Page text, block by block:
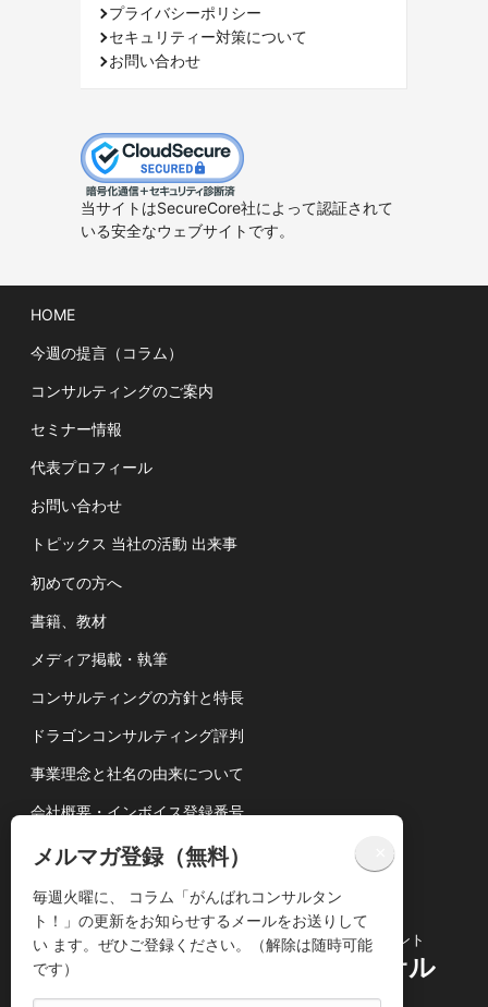
プライバシーポリシー
セキュリティー対策について
お問い合わせ
当サイトはSecureCore社によって認証されて
いる安全なウェブサイトです。
HOME
今週の提言（コラム）
コンサルティングのご案内
セミナー情報
代表プロフィール
お問い合わせ
トピックス 当社の活動 出来事
初めての方へ
書籍、教材
メディア掲載・執筆
コンサルティングの方針と特長
ドラゴンコンサルティング評判
事業理念と社名の由来について
会社概要・インボイス登録番号
講演依頼について
個人情報の取扱いについて
コンサルティングビジネス専門のコンサルタント
株式会社ドラゴンコンサル
メルマガ登録（無料）
毎週火曜に、 コラム「がんばれコンサルタン
ト！」の更新をお知らせするメールをお送りして
い ます。ぜひご登録ください。（解除は随時可能
です）